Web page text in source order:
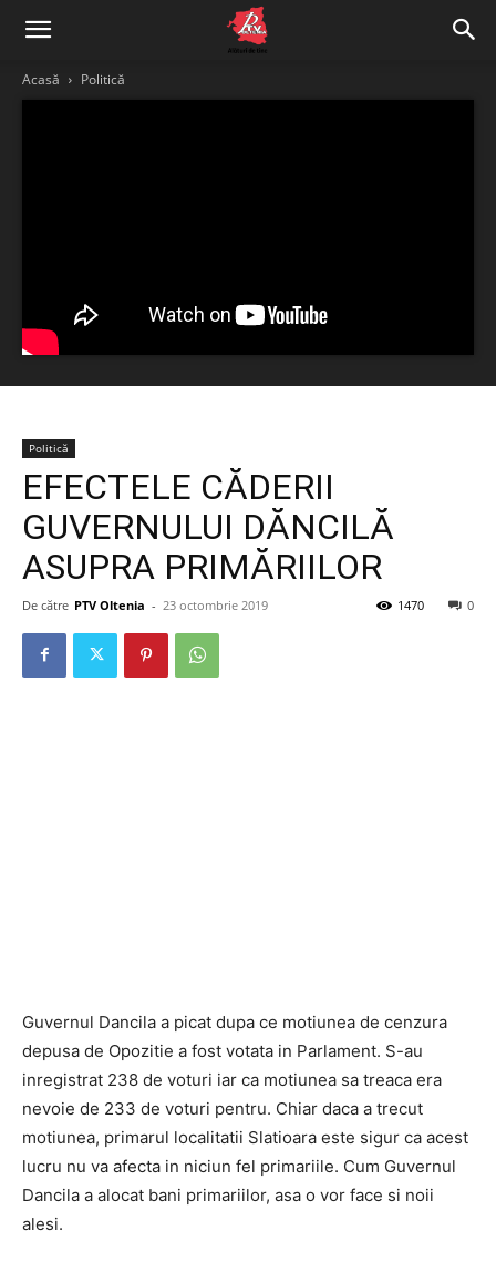
Acasă Politică
Politică
EFECTELE CĂDERII
GUVERNULUI DĂNCILĂ
ASUPRA PRIMĂRIILOR
De către PTV Oltenia - 23 octombrie 2019 0
1470
Guvernul Dancila a picat dupa ce motiunea de cenzura
depusa de Opozitie a fost votata in Parlament. S-au
inregistrat 238 de voturi iar ca motiunea sa treaca era
nevoie de 233 de voturi pentru. Chiar daca a trecut
motiunea, primarul localitatii Slatioara este sigur ca acest
lucru nu va afecta in niciun fel primariile. Cum Guvernul
Dancila a alocat bani primariilor, asa o vor face si noii
alesi.